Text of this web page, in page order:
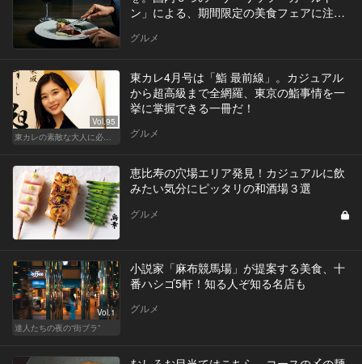
ン」による、期間限定の美食フェアに注
グルメ
Vol.95
東カレ4月号は「鮨 最前線」。カジュアル
から超高級まで全網羅、東京の鮨事情を一
挙に掌握できる一冊だ！
グルメ
恵比寿の穴場エリア発見！カジュアルに飲
みたい気分にピッタリの和酒場３選
グルメ
Vol.1
達人たちの夜の“街ブラ”
小説家「麻布競馬場」が提案する美食、十
番ハシゴ5軒！知る人ぞ知る名店も
グルメ